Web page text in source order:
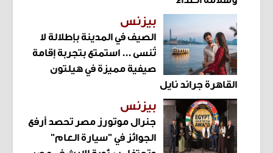
بيزنس
الصيف في المدينة بإطلالة لا
تُنسى ... استمتع بتجربة إقامة
صيفية مميزة في هيلتون
القاهرة جراند نايل
بيزنس
جنرال موتورز مصر تحصد أرفع
الجوائز في "سيارة العام"